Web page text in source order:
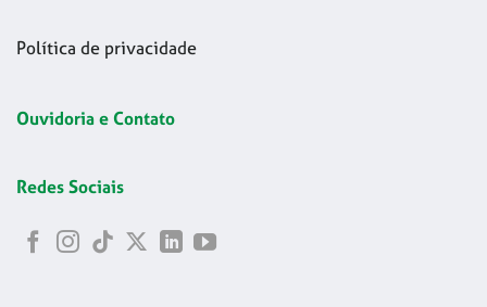
Política de privacidade
Ouvidoria e Contato
Redes Sociais